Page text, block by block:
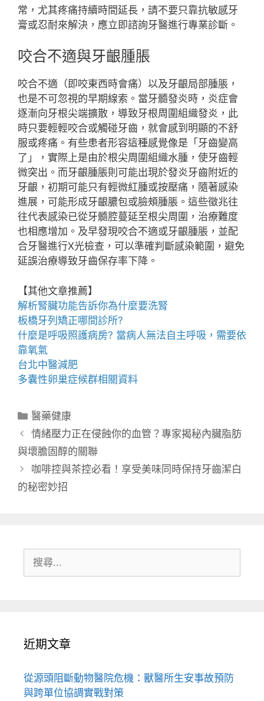
常，尤其疼痛持續時間延長，請不要只靠抗敏感牙
膏或忍耐來解決，應立即諮詢牙醫進行專業診斷。
咬合不適與牙齦腫脹
咬合不適（即咬東西時會痛）以及牙齦局部腫脹，
也是不可忽視的早期線索。當牙髓發炎時，炎症會
逐漸向牙根尖端擴散，導致牙根周圍組織發炎，此
時只要輕輕咬合或觸碰牙齒，就會感到明顯的不舒
服或疼痛。有些患者形容這種感覺像是「牙齒變高
了」，實際上是由於根尖周圍組織水腫，使牙齒輕
微突出。而牙齦腫脹則可能出現於發炎牙齒附近的
牙齦，初期可能只有輕微紅腫或按壓痛，隨著感染
進展，可能形成牙齦膿包或臉頰腫脹。這些徵兆往
往代表感染已從牙髓腔蔓延至根尖周圍，治療難度
也相應增加。及早發現咬合不適或牙齦腫脹，並配
合牙醫進行X光檢查，可以準確判斷感染範圍，避免
延誤治療導致牙齒保存率下降。
【其他文章推薦】
解析腎臟功能告訴你為什麼要洗腎
板橋牙列矯正哪間診所?
什麼是呼吸照護病房? 當病人無法自主呼吸，需要依
靠氧氣
台北中醫減肥
多囊性卵巢症候群相關資料
分
類
醫藥健康
情緒壓力正在侵蝕你的血管？專家揭秘內臟脂肪
與壞膽固醇的關聯
咖啡控與茶控必看！享受美味同時保持牙齒潔白
的秘密妙招
尋:
近期文章
從源頭阻斷動物醫院危機：獸醫所生安事故預防
與跨單位協調實戰對策